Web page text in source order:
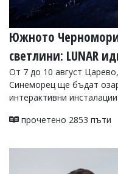
Южното
светлини: LUNAR
От 7 до 10 август
Синеморец ще бъдат
интерактивни
прочетено 2853 пъти